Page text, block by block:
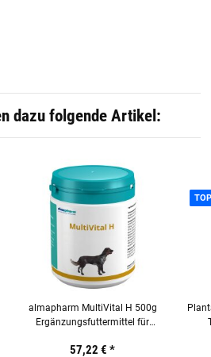
dazu folgende Artikel:
almapharm MultiVital H 500g
Ergänzungsfuttermittel für
57,22 € *